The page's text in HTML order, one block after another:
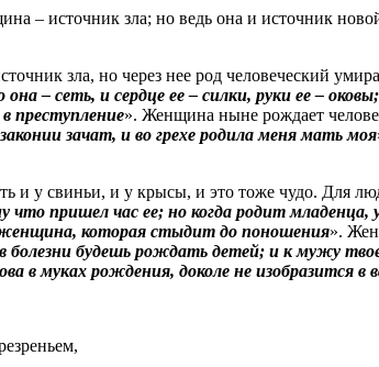
– источник зла; но ведь она и источник
зла, но через нее род человеческий
– сеть, и сердце ее – силки, руки ее –
преступление». Женщина ныне рождает
зачат, и во грехе родила меня мать моя
и у свиньи, и у крысы, и это тоже чудо. Для
что пришел час ее; но когда родит
которая стыдит до поношения».
болезни будешь рождать детей; и к мужу
в муках рождения, доколе не изобразится в